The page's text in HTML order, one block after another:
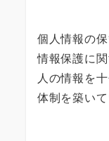
個人情報の
情報保護に
人の情報を
体制を築いて